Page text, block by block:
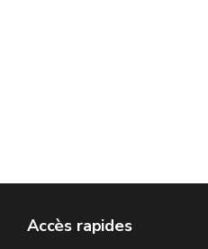
Accès rapides